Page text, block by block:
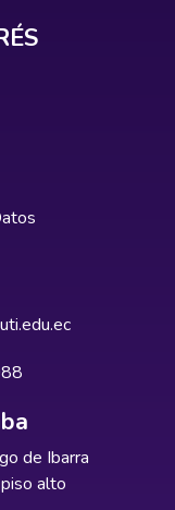
de Ibarra
alto